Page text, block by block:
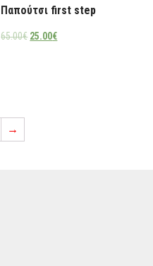
Παπούτσι first step
65.00€ 25.00€
→